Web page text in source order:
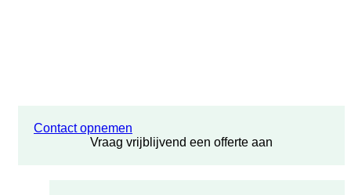
Contact opnemen
Vraag vrijblijvend een offerte aan